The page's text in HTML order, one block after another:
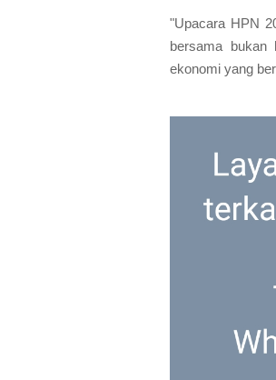
"Upacara HPN
bersama bukan
ekonomi yang